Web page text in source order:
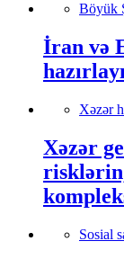
Böyük
İran və
Xəzər
Xəzər
Sosial